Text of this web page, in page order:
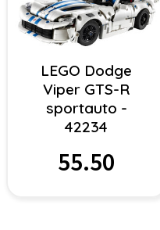
LEGO Dodge
Viper GTS-R
sportauto -
42234
55.50